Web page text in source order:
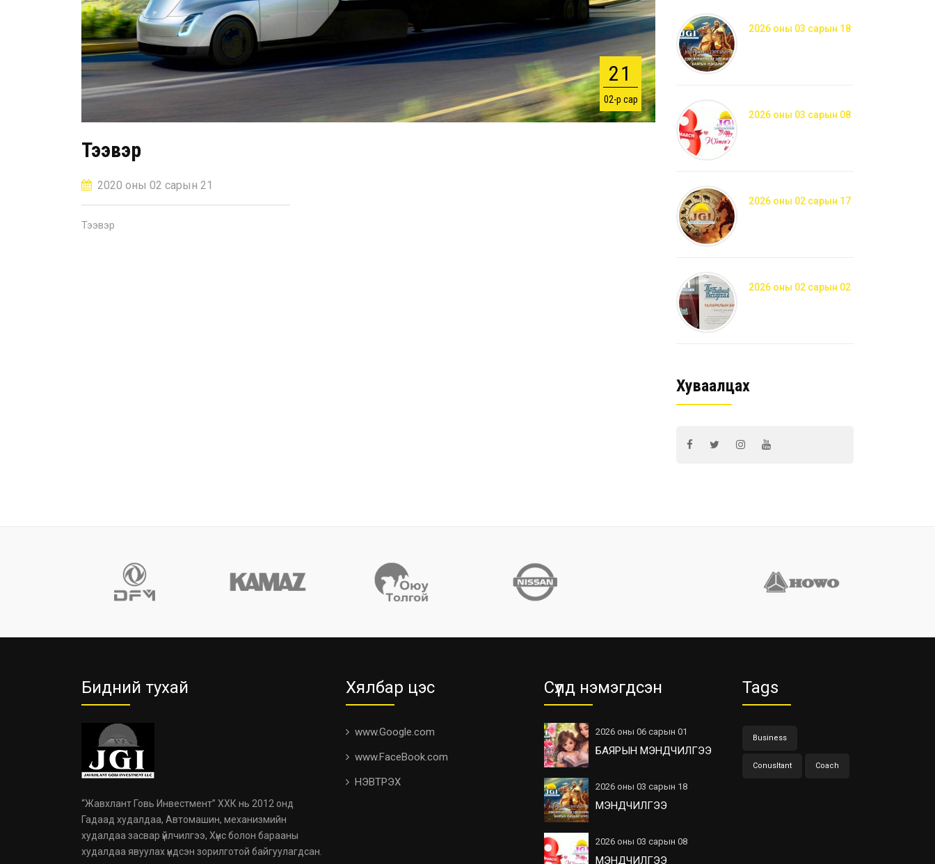
21
02-р сар
Тээвэр
2020 оны 02 сарын 21
Тээвэр
2026 оны 03 сарын 18
2026 оны 03 сарын 08
2026 оны 02 сарын 17
2026 оны 02 сарын 02
Хуваалцах
Бидний тухай
“Жавхлант Говь Инвестмент” ХХК нь 2012 онд
Гадаад худалдаа, Автомашин, механизмийн
худалдаа засвар үйлчилгээ, Хүнс болон барааны
худалдаа явуулах үндсэн зорилготой байгуулагдсан.
Хялбар цэс
www.Google.com
www.FaceBook.com
НЭВТРЭХ
Сүүлд нэмэгдсэн
2026 оны 06 сарын 01
БАЯРЫН МЭНДЧИЛГЭЭ
2026 оны 03 сарын 18
МЭНДЧИЛГЭЭ
2026 оны 03 сарын 08
МЭНДЧИЛГЭЭ
Tags
Business
Conusltant Coach